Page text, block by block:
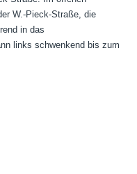
W.-Pieck-Straße, die
in das
links schwenkend bis zum